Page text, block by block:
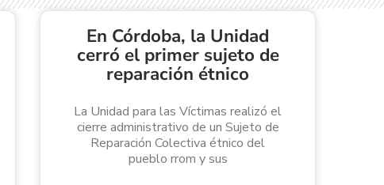
En Córdoba, la Unidad
cerró el primer sujeto de
reparación étnico
La Unidad para las Víctimas realizó el
cierre administrativo de un Sujeto de
Reparación Colectiva étnico del
pueblo rrom y sus